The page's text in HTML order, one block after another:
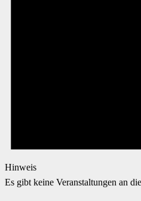
Hinweis
Es gibt keine Veranstaltungen an